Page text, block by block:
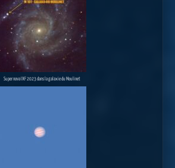
Super nova IXF 2023 dans la galaxie du Moulinet